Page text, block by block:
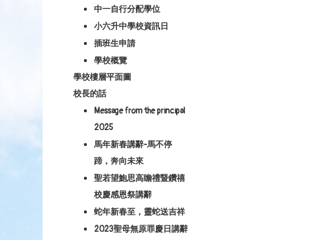
中一自行分配學位
小六升中學校資訊日
插班生申請
學校概覽
學校樓層平面圖
校長的話
Message from the principal
2025
馬年新春講辭-馬不停
蹄，奔向未來
聖若望鮑思高瞻禮暨鑽禧
校慶感恩祭講辭
蛇年新春至，靈蛇送吉祥
2023聖母無原罪慶日講辭